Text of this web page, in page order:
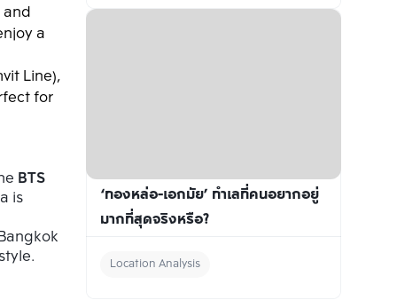
a
Line),
for
BTS
is
‘ทองหล่อ-เอกมัย’ ทำเลที่คนอยากอยู่
มากที่สุดจริงหรือ?
Location Analysis